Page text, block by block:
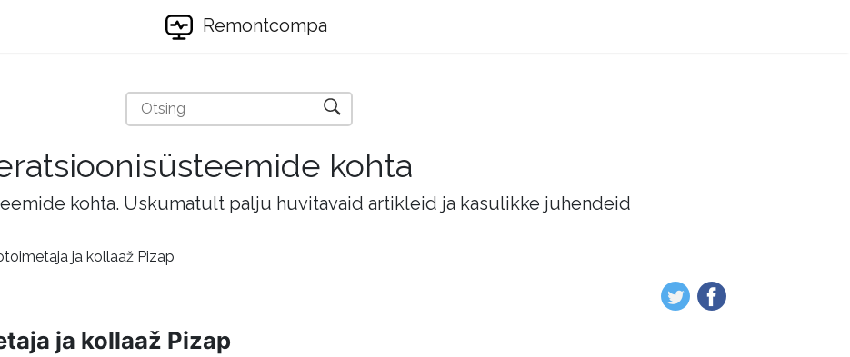
Remontcompa
kohta
kohta. Uskumatult palju huvitavaid artikleid ja kasulikke juhendeid
ja kollaaž Pizap
ja kollaaž Pizap